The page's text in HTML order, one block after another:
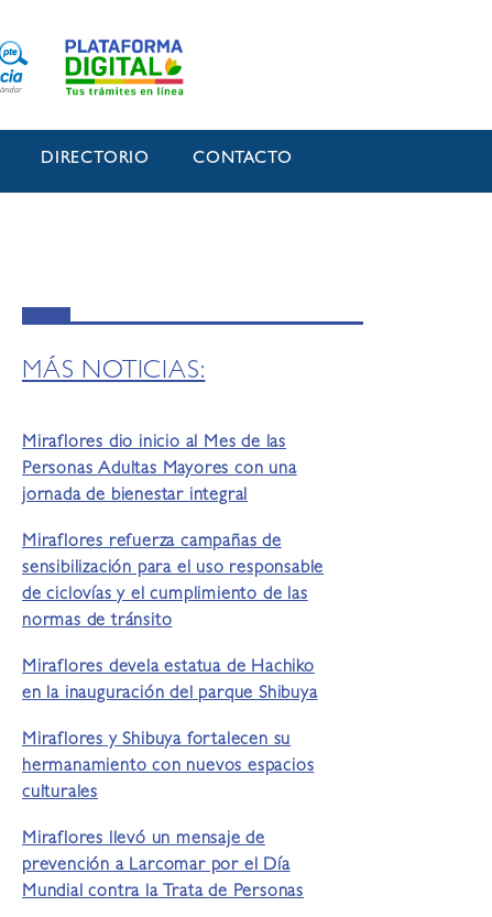
DIRECTORIO CONTACTO
MÁS NOTICIAS:
Miraflores dio inicio al Mes de las
Personas Adultas Mayores con una
jornada de bienestar integral
Miraflores refuerza campañas de
sensibilización para el uso responsable
de ciclovías y el cumplimiento de las
normas de tránsito
Miraflores devela estatua de Hachiko
en la inauguración del parque Shibuya
Miraflores y Shibuya fortalecen su
hermanamiento con nuevos espacios
culturales
Miraflores llevó un mensaje de
prevención a Larcomar por el Día
Mundial contra la Trata de Personas